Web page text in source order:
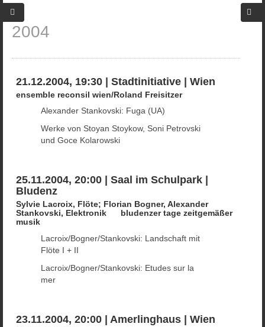
2004
21.12.2004, 19:30 | Stadtinitiative | Wien
ensemble reconsil wien/Roland Freisitzer
Alexander Stankovski: Fuga (UA)
Werke von Stoyan Stoykow, Soni Petrovski
und Goce Kolarowski
25.11.2004, 20:00 | Saal im Schulpark |
Bludenz
Sylvie Lacroix, Flöte; Florian Bogner, Alexander
Stankovski, Elektronik bludenzer tage zeitgemäßer
musik
Lacroix/Bogner/Stankovski: Landschaft mit
Flöte I + II
Lacroix/Bogner/Stankovski: Etudes sur la
mer
23.11.2004, 20:00 | Amerlinghaus | Wien